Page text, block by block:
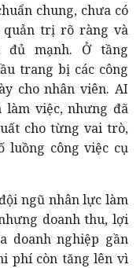
chung, chưa có
quản trị rõ ràng và
đủ mạnh. Ở tầng
trang bị các công
cho nhân viên. AI
việc, nhưng đã
cho từng vai trò,
luồng công việc cụ
ngũ nhân lực làm
doanh thu, lợi
doanh nghiệp gần
phí còn tăng lên vì